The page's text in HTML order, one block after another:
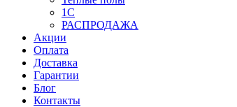
1С
РАСПРОДАЖА
Акции
Оплата
Доставка
Гарантии
Блог
Контакты